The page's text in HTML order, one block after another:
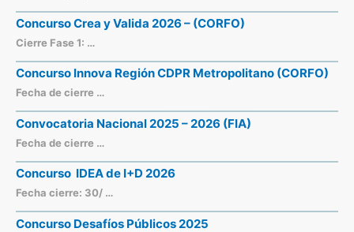
Concurso Crea y Valida 2026 – (CORFO)
Cierre Fase 1: …
Concurso Innova Región CDPR Metropolitano (CORFO)
Fecha de cierre …
Convocatoria Nacional 2025 – 2026 (FIA)
Fecha de cierre …
Concurso IDEA de I+D 2026
Fecha cierre: 30/ …
Concurso Desafíos Públicos 2025